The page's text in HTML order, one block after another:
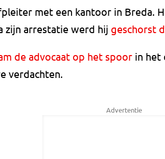
met een kantoor in Breda.
zijn arrestatie werd hij geschorst
de advocaat op het spoor in het
verdachten.
Advertentie